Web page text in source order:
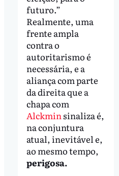
futuro.”
Realmente, uma
frente ampla
contra o
autoritarismo é
necessária, e a
aliança com parte
da direita que a
chapa com
Alckminsinaliza é,
na conjuntura
atual, inevitável e,
ao mesmo tempo,
perigosa.